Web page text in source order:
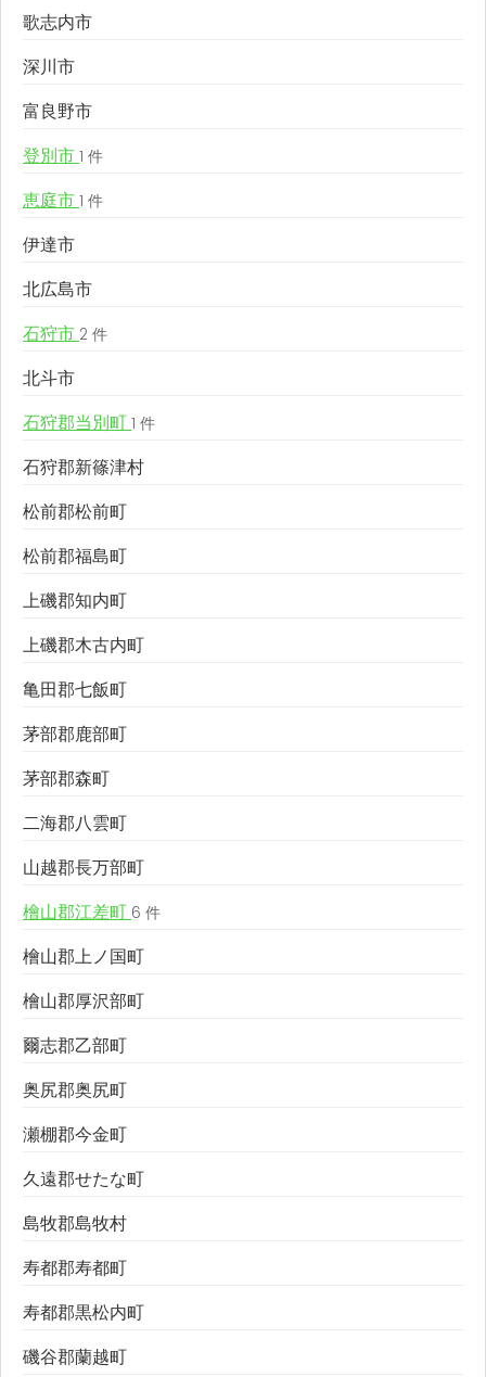
歌志内市
深川市
富良野市
登別市 1 件
恵庭市 1 件
伊達市
北広島市
石狩市 2 件
北斗市
石狩郡当別町 1 件
石狩郡新篠津村
松前郡松前町
松前郡福島町
上磯郡知内町
上磯郡木古内町
亀田郡七飯町
茅部郡鹿部町
茅部郡森町
二海郡八雲町
山越郡長万部町
檜山郡江差町 6 件
檜山郡上ノ国町
檜山郡厚沢部町
爾志郡乙部町
奥尻郡奥尻町
瀬棚郡今金町
久遠郡せたな町
島牧郡島牧村
寿都郡寿都町
寿都郡黒松内町
磯谷郡蘭越町